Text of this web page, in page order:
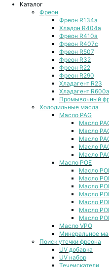
Каталог
Фреон
Фреон R134a
Хладон R404a
Фреон R410a
Фреон R407с
Фреон R507
Фреон R32
Фреон R22
Фреон R290
Хладагент R23
Хладагент R600a
Промывочный
Холодильные масла
Масло PAG
Масло
Масло
Масло
Масло
Масло
Масло POE
Масло
Масло
Масло
Масло
Масло
Масло
Масло
Масло VPO
Минеральное
Поиск утечки фреона
UV добавка
UV набор
Течеискатели